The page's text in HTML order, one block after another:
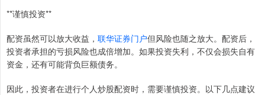
**谨慎投资**
配资虽然可以放大收益， 联华证券门户但风险也随之放大。配资后，
投资者承担的亏损风险也成倍增加。如果投资失利，不仅会损失自有
资金，还有可能背负巨额债务。
因此，投资者在进行个人炒股配资时，需要谨慎投资。以下几点建议